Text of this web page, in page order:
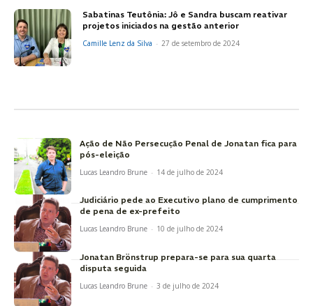
Sabatinas Teutônia: Jô e Sandra buscam reativar
projetos iniciados na gestão anterior
Camille Lenz da Silva - 27 de setembro de 2024
Ação de Não Persecução Penal de Jonatan fica para
pós-eleição
Lucas Leandro Brune - 14 de julho de 2024
Judiciário pede ao Executivo plano de cumprimento
de pena de ex-prefeito
Lucas Leandro Brune - 10 de julho de 2024
Jonatan Brönstrup prepara-se para sua quarta
disputa seguida
Lucas Leandro Brune - 3 de julho de 2024